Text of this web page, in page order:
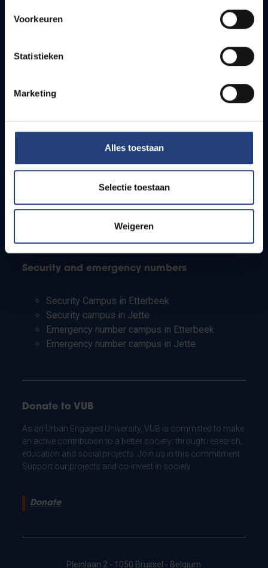
Voorkeuren
Statistieken
Marketing
Alles toestaan
Selectie toestaan
Weigeren
How to get to the VUB campuses
Students
PhD students
Teachers and secondary schools
Working students
Security and emergency numbers
Security Campus in Etterbeek
Security campus in Jette
Emergency number campus in Etterbeek
Emergency number campus in Jette
Donate to VUB
As an Urban Engaged University, VUB is committed to make
an active contribution to a better society: through research,
education and social projects. Join us in this commitment.
Support our projects and co-invest in society.
Donate
Pleinlaan 2 - 1050 Brussel - Belgium